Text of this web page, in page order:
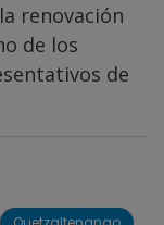
renovación
de los
de